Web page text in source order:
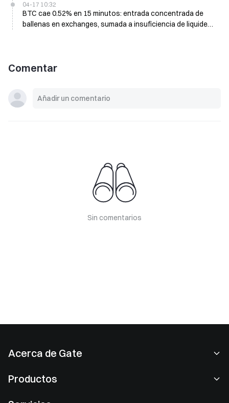
04-17 10:32
BTC cae 0.52% en 15 minutos: entrada concentrada de
ballenas en exchanges, sumada a insuficiencia de liquidez,
Comentar
Sin comentarios
Acerca de Gate
Productos